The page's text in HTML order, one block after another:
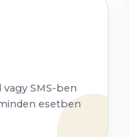
SMS-ben
esetben